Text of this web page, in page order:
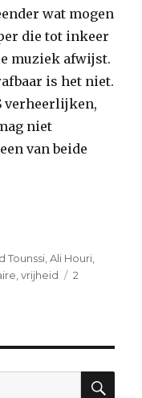
wat mogen
die tot inkeer
muziek afwijst.
is het niet.
verheerlijken,
niet
van beide
Tounssi ,Ali Houri
,vrijheid
2